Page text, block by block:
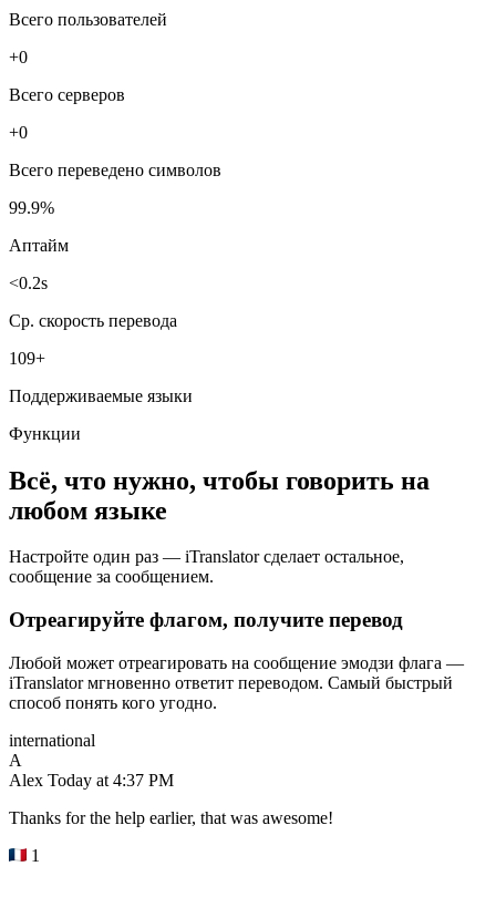
Всего пользователей
+0
Всего серверов
+0
Всего переведено символов
99.9%
Аптайм
<0.2s
Ср. скорость перевода
109+
Поддерживаемые языки
Функции
Всё, что нужно, чтобы говорить на
любом языке
Настройте один раз — iTranslator сделает остальное,
сообщение за сообщением.
Отреагируйте флагом, получите перевод
Любой может отреагировать на сообщение эмодзи флага —
iTranslator мгновенно ответит переводом. Самый быстрый
способ понять кого угодно.
international
A
Alex Today at 4:37 PM
Thanks for the help earlier, that was awesome!
1